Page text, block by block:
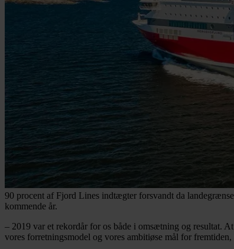
90 procent af Fjord Lines indtægter forsvandt da
kommende år.
– 2019 var et rekordår for os både i omsætning og resultat.
vores forretningsmodel og vores ambitiøse mål for